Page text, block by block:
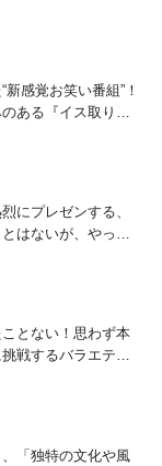
間を発掘する！
感覚お笑い番組”！
ある『イス取りゲ
・ギャグ・モノボ
芸人がショートネ
にプレゼンする、
はないが、やって
という“机上の空
張って挑む！
とない！思わず本
戦するバラエティ
「独特の文化や風